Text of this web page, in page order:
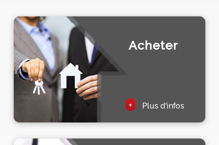
Acheter
+ Plus d'infos